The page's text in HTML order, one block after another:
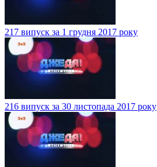
217 випуск за 1 грудня 2017 року
216 випуск за 30 листопада 2017 року